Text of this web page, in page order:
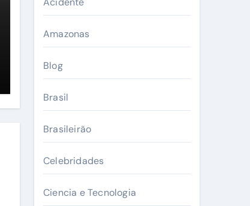
Amazonas
Blog
Brasil
Brasileirão
Celebridades
Ciencia e Tecnologia